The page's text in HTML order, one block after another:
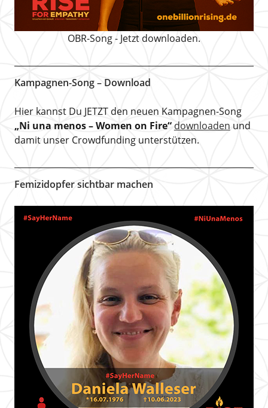
OBR-Song - Jetzt downloaden.
Kampagnen-Song – Download
Hier kannst Du JETZT den neuen Kampagnen-Song
„Ni una menos – Women on Fire“downloaden und
damit unser Crowdfunding unterstützen.
Femizidopfer sichtbar machen